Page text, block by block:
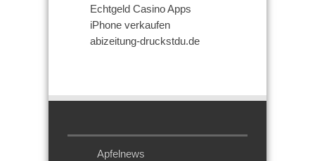
Echtgeld Casino Apps
iPhone verkaufen
abizeitung-druckstdu.de
Apfelnews